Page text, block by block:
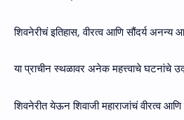
शिवनेरीचं इतिहास, वीरत्व आणि सौंदर्य अनन्य
या प्राचीन स्थळावर अनेक महत्त्वाचे घटनांचे
शिवनेरीत येऊन शिवाजी महाराजांचं वीरत्व